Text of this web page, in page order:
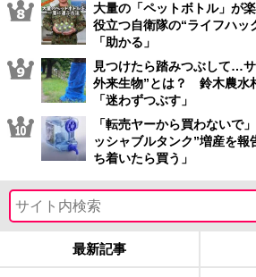
大量の「ペットボトル」が
役立つ自衛隊の“ライフハッ
「助かる」
見つけたら踏みつぶして…
外来生物”とは？ 鈴木農水
「迷わずつぶす」
「転売ヤーから買わないで
ッシャブルタンク”増産を
ち着いたら買う」
最新記事